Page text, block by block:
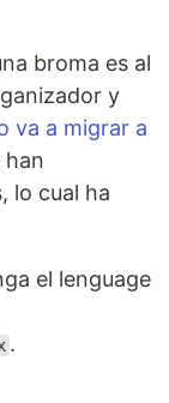
broma es al
y
va a migrar a
lo cual ha
el lenguage
.